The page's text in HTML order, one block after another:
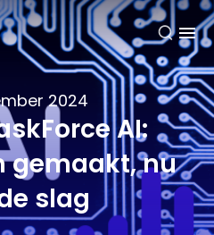
AI:
gemaakt, nu
slag
2024